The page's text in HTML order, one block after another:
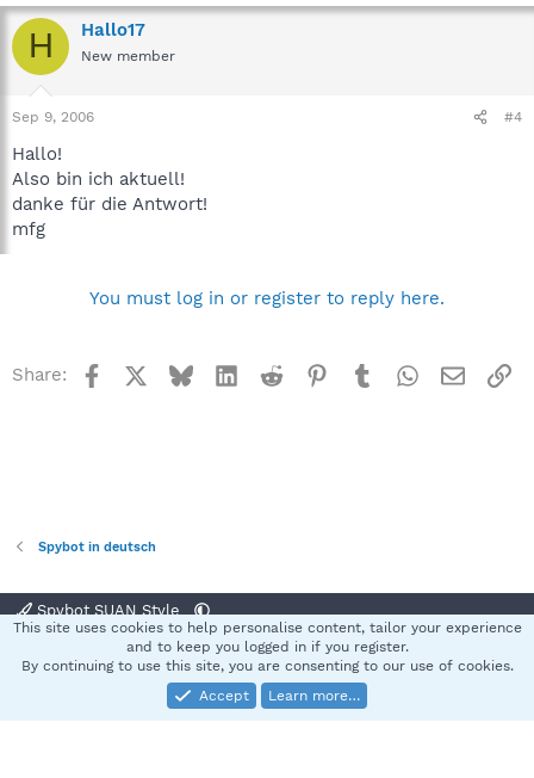
H Hallo17
New member
Sep 9, 2006 #4
Hallo!
Also bin ich aktuell!
danke für die Antwort!
mfg
You must log in or register to reply here.
Share: Facebook BlueskyLinkedInReddit Pinterest
TumblrWhatsApp
Email
Spybot in deutsch
Spybot SUAN Style
Terms and rules Privacy policy Help
S
Community platform by XenForo® © 2010-2025 XenForo Ltd.
This site uses cookies to help personalise content, tailor your experience
and to keep you logged in if you register.
By continuing to use this site, you are consenting to our use of cookies.
Accept
Learn more…